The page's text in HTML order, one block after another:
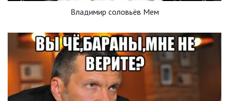
Владимир соловьёв Мем